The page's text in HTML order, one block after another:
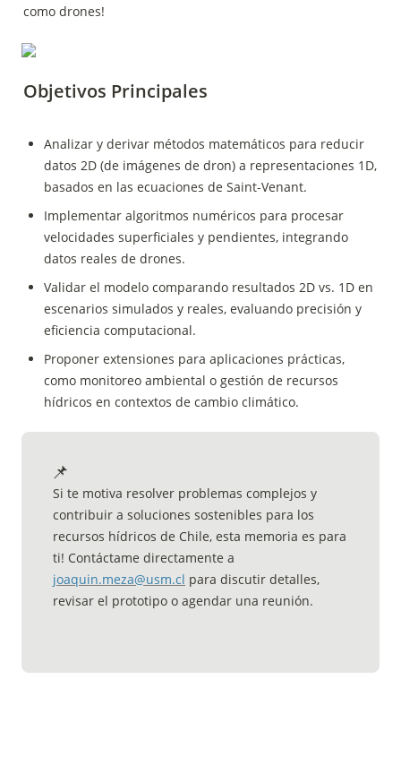
como drones!
Objetivos Principales
Analizar y derivar métodos matemáticos para reducir
datos 2D (de imágenes de dron) a representaciones 1D,
basados en las ecuaciones de Saint-Venant.
Implementar algoritmos numéricos para procesar
velocidades superficiales y pendientes, integrando
datos reales de drones.
Validar el modelo comparando resultados 2D vs. 1D en
escenarios simulados y reales, evaluando precisión y
eficiencia computacional.
Proponer extensiones para aplicaciones prácticas,
como monitoreo ambiental o gestión de recursos
hídricos en contextos de cambio climático.
📌
Si te motiva resolver problemas complejos y
contribuir a soluciones sostenibles para los
recursos hídricos de Chile, esta memoria es para
joaquin.meza@usm.cl para discutir detalles,
revisar el prototipo o agendar una reunión.